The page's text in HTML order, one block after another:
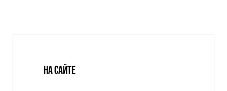
На сайте